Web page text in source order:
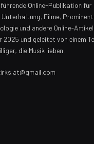
Online-Publikation für
Filme,
und andere Online-Artikel.
2025 und geleitet von einem
die Musik lieben.